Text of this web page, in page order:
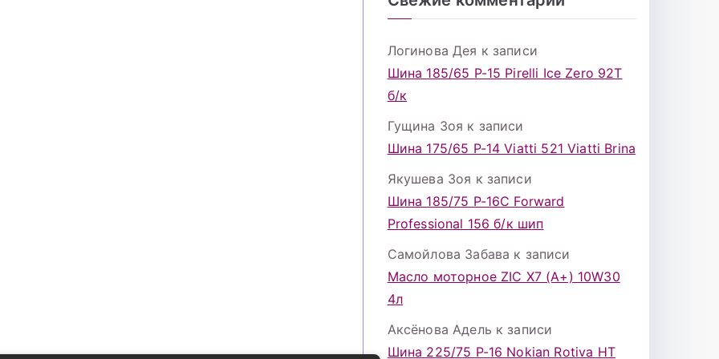
Логинова Дея к записи
Шина 185/65 Р-15 Pirelli Ice Zero 92T
б/к
Гущина Зоя к записи
Шина 175/65 Р-14 Viatti 521 Viatti Brina
Якушева Зоя к записи
Шина 185/75 Р-16С Forward
Professional 156 б/к шип
Самойлова Забава к записи
Масло моторное ZIC X7 (A+) 10W30
4л
Аксёнова Адель к записи
Шина 225/75 Р-16 Nokian Rotiva HT